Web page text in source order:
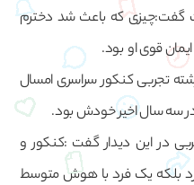
گفت:چیزی که باعث شد دخترم
قوی او بود.
تجربی کنکور سراسری امسال
سه سال اخیر خودش بود.
در این دیدار گفت :کنکور و
بلکه یک فرد با هوش متوسط